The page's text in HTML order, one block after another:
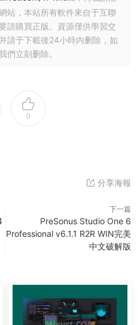
站，本站所有軟件來自于互聯
請購買正版。資源僅供學習交
請于下載後24小時内删除，如
們立刻删除。
0
分享海報
下一篇
PreSonus Studio One 6
Professional v6.1.1 R2R WIN完美
中文破解版